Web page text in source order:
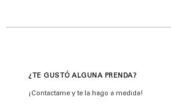
¿TE GUSTÓ ALGUNA PRENDA?
¡Contactame y te la hago a medida!